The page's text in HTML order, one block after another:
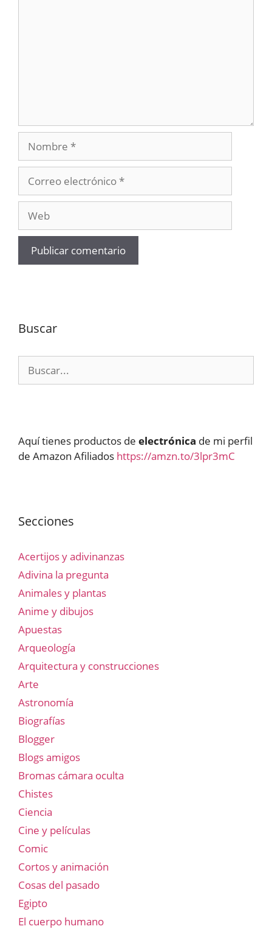
Nombre
electrónico
Buscar
Aquí tienes productos de electrónica de mi perfil
de Amazon Afiliados https://amzn.to/3lpr3mC
Secciones
Acertijos y adivinanzas
Adivina la pregunta
Animales y plantas
Anime y dibujos
Apuestas
Arqueología
Arquitectura y construcciones
Arte
Astronomía
Biografías
Blogger
Blogs amigos
Bromas cámara oculta
Chistes
Ciencia
Cine y películas
Comic
Cortos y animación
Cosas del pasado
Egipto
El cuerpo humano